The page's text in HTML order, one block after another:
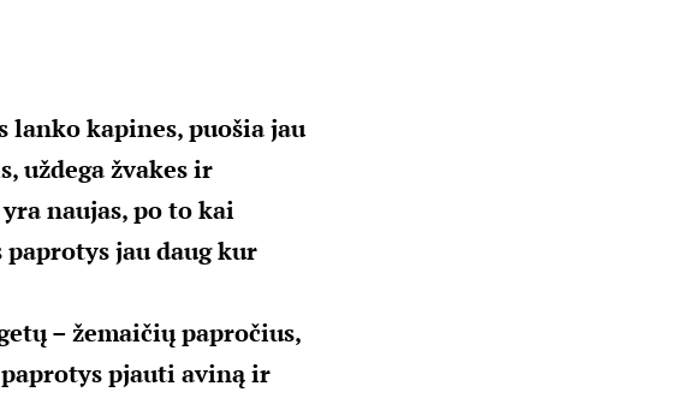
lanko kapines, puošia jau
uždega žvakes ir
naujas, po to kai
jau daug kur
– žemaičių papročius,
pjauti aviną ir